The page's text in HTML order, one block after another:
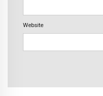
Website